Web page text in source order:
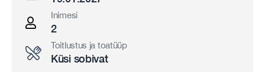
Inimesi
2
Toitlustus ja toatüüp
Küsi sobivat